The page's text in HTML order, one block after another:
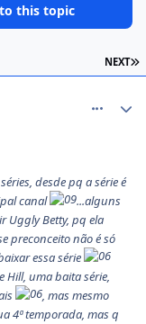
this topic
NEXT
desde pq a série é
canal
...alguns
Uggly Betty, pq ela
preconceito não é só
essa série
Hill, uma baita série,
, mas mesmo
4ª temporada, mas q